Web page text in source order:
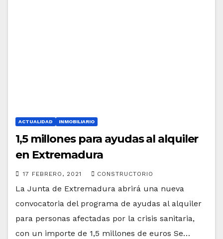
ACTUALIDAD INMOBILIARIO
1,5 millones para ayudas al alquiler
en Extremadura
17 FEBRERO, 2021 CONSTRUCTORIO
La Junta de Extremadura abrirá una nueva
convocatoria del programa de ayudas al alquiler
para personas afectadas por la crisis sanitaria,
con un importe de 1,5 millones de euros Se…